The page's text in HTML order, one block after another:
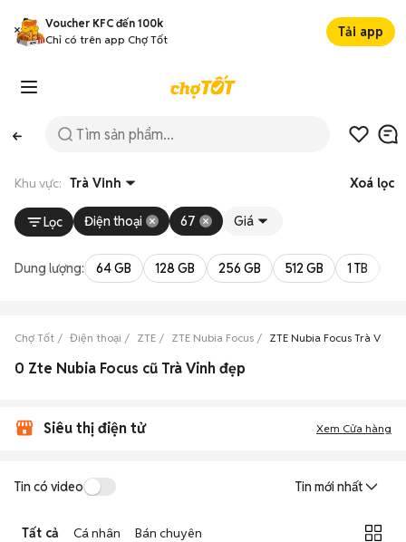
Voucher KFC đến 100k
Chỉ có trên app Chợ Tốt
Tải app
Khu vực: Trà Vinh Xoá lọc
Lọc Điện thoại 67 Giá
Dung lượng: 64 GB 128 GB 256 GB 512 GB 1 TB
Chợ Tốt Điện thoại ZTE ZTE Nubia Focus ZTE Nubia Focus Trà Vinh
0 Zte Nubia Focus cũ Trà Vinh đẹp
Siêu thị điện tử Xem Cửa hàng
Tin có video Tin mới nhất
Tất cả Cá nhân Bán chuyên